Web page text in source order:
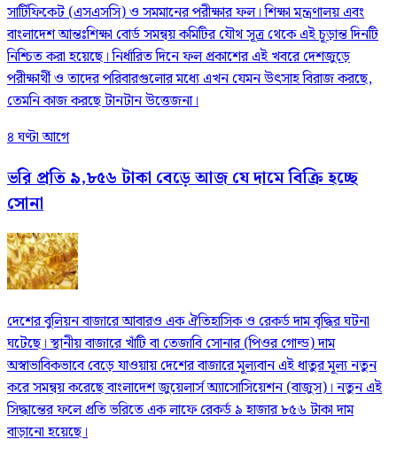
সার্টিফিকেট (এসএসসি) ও সমমানের পরীক্ষার ফল। শিক্ষা মন্ত্রণালয় এবং
বাংলাদেশ আন্তঃশিক্ষা বোর্ড সমন্বয় কমিটির যৌথ সূত্র থেকে এই চূড়ান্ত দিনটি
নিশ্চিত করা হয়েছে। নির্ধারিত দিনে ফল প্রকাশের এই খবরে দেশজুড়ে
পরীক্ষার্থী ও তাদের পরিবারগুলোর মধ্যে এখন যেমন উৎসাহ বিরাজ করছে,
তেমনি কাজ করছে টানটান উত্তেজনা।
৪ ঘণ্টা আগে
ভরি প্রতি ৯,৮৫৬ টাকা বেড়ে আজ যে দামে বিক্রি হচ্ছে
সোনা
দেশের বুলিয়ন বাজারে আবারও এক ঐতিহাসিক ও রেকর্ড দাম বৃদ্ধির ঘটনা
ঘটেছে। স্থানীয় বাজারে খাঁটি বা তেজাবি সোনার (পিওর গোল্ড) দাম
অস্বাভাবিকভাবে বেড়ে যাওয়ায় দেশের বাজারে মূল্যবান এই ধাতুর মূল্য নতুন
করে সমন্বয় করেছে বাংলাদেশ জুয়েলার্স অ্যাসোসিয়েশন (বাজুস)। নতুন এই
সিদ্ধান্তের ফলে প্রতি ভরিতে এক লাফে রেকর্ড ৯ হাজার ৮৫৬ টাকা দাম
বাড়ানো হয়েছে।